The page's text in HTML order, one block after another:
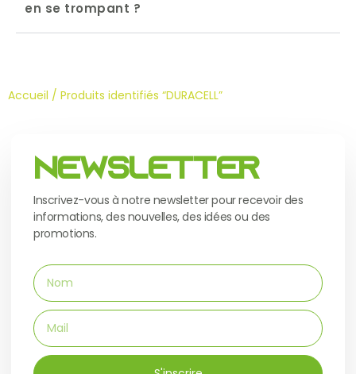
en se trompant ?
Accueil / Produits identifiés “DURACELL”
Newsletter
Inscrivez-vous à notre newsletter pour recevoir des
informations, des nouvelles, des idées ou des
promotions.